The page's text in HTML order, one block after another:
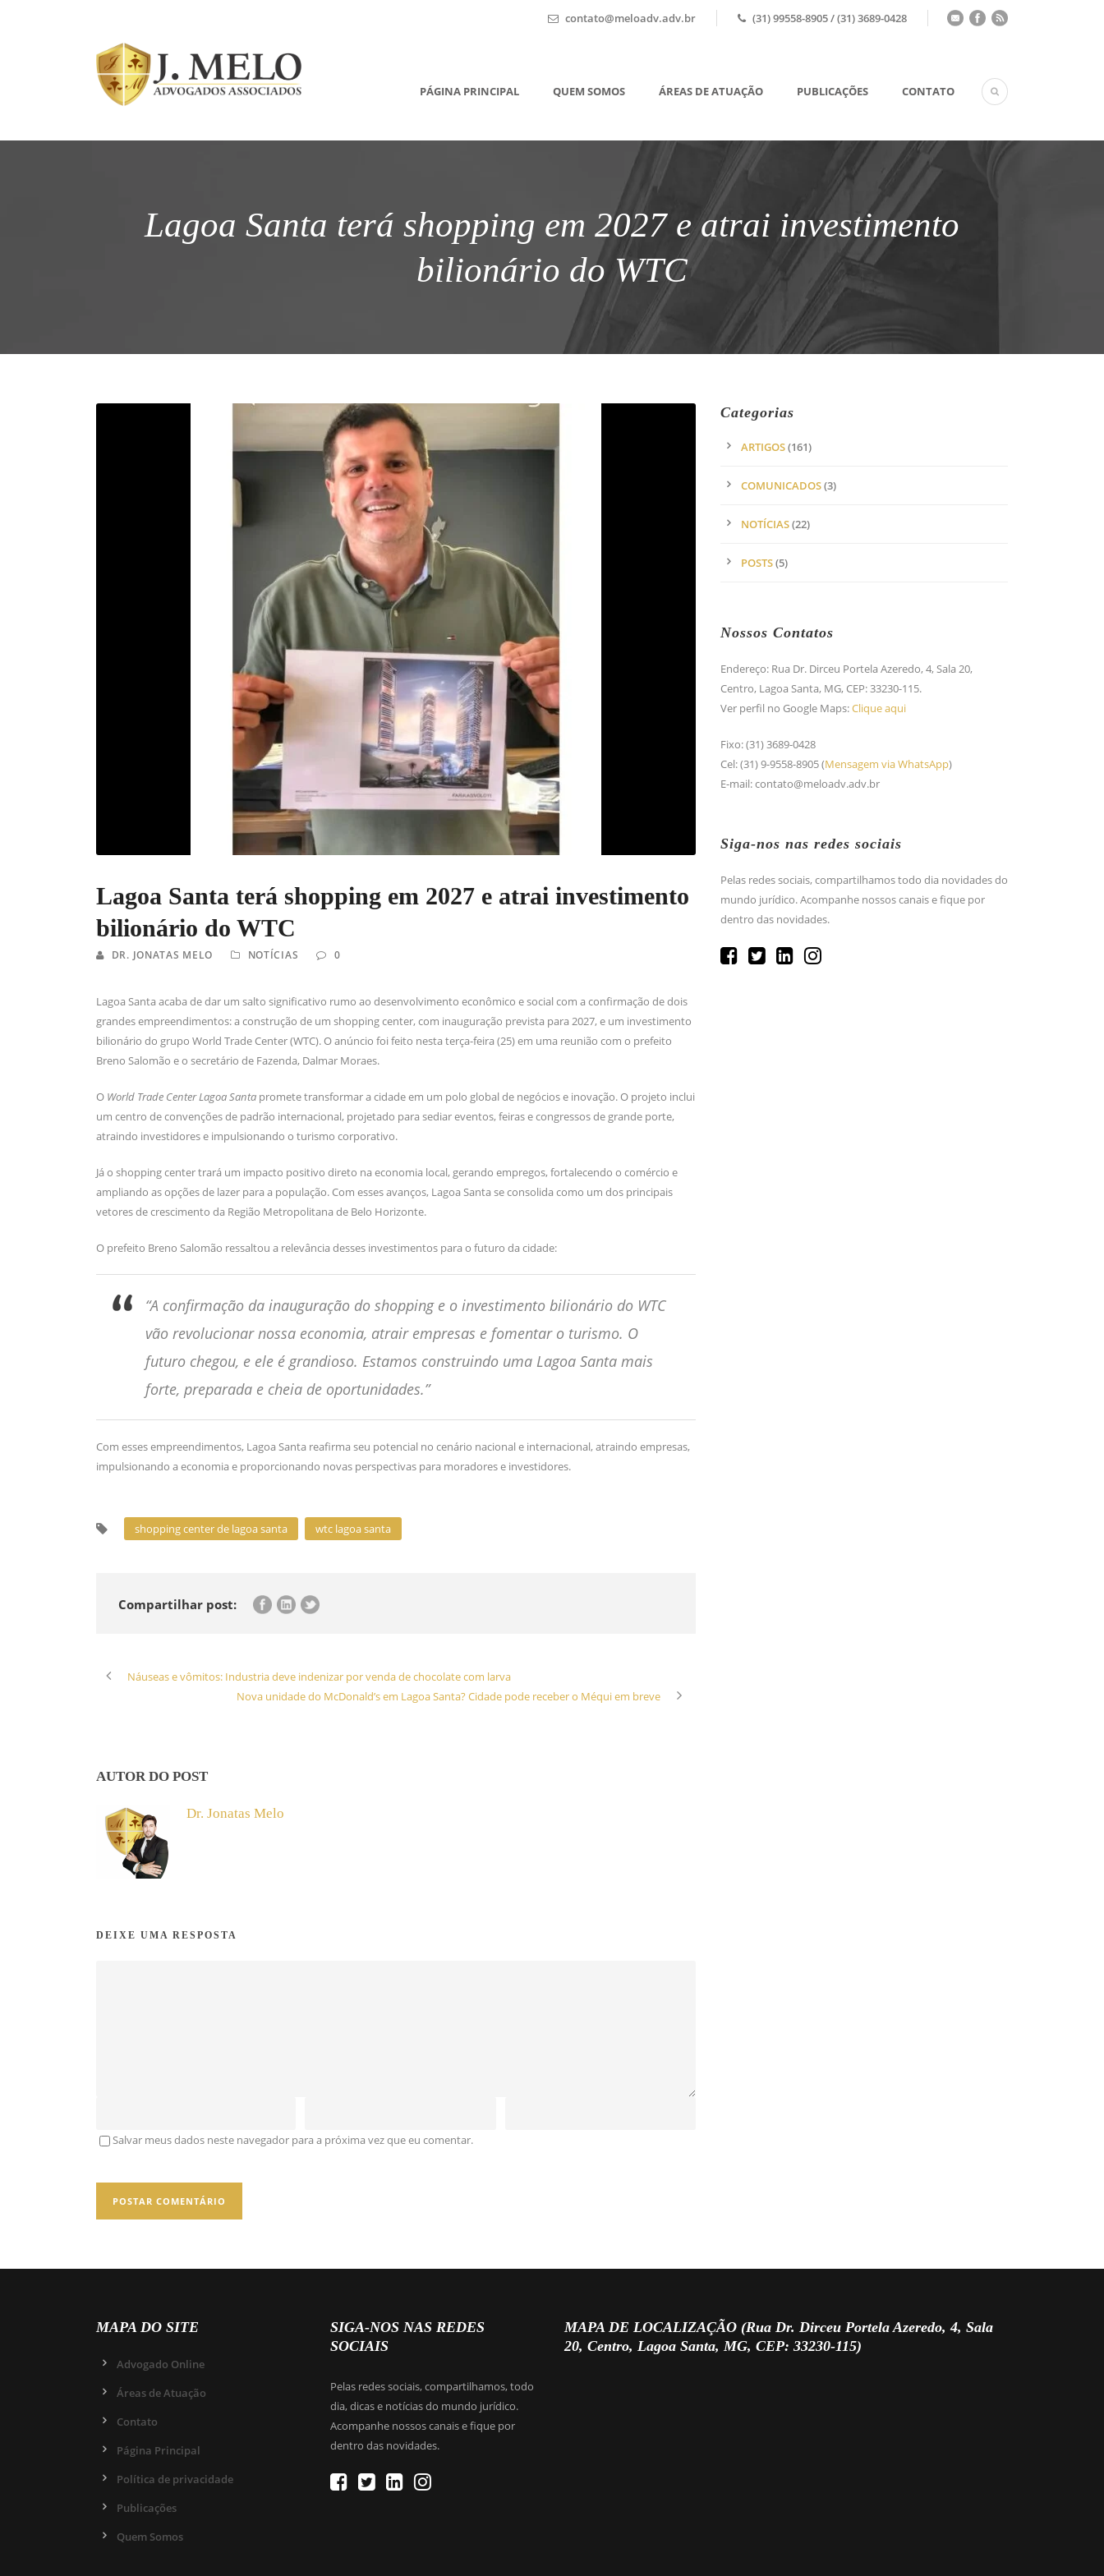
contato@meloadv.adv.br (31) 99558-8905 / (31) 3689-0428
PÁGINA PRINCIPAL QUEM SOMOS ÁREAS DE ATUAÇÃO PUBLICAÇÕES CONTATO
Lagoa Santa terá shopping em 2027 e atrai investimento
bilionário do WTC
Lagoa Santa terá shopping em 2027 e atrai investimento
bilionário do WTC
DR. JONATAS MELO NOTÍCIAS 0
Lagoa Santa acaba de dar um salto significativo rumo ao desenvolvimento econômico e social com a confirmação de dois
grandes empreendimentos: a construção de um shopping center, com inauguração prevista para 2027, e um investimento
bilionário do grupo World Trade Center (WTC). O anúncio foi feito nesta terça-feira (25) em uma reunião com o prefeito
Breno Salomão e o secretário de Fazenda, Dalmar Moraes.
O World Trade Center Lagoa Santa promete transformar a cidade em um polo global de negócios e inovação. O projeto inclui
um centro de convenções de padrão internacional, projetado para sediar eventos, feiras e congressos de grande porte,
atraindo investidores e impulsionando o turismo corporativo.
Já o shopping center trará um impacto positivo direto na economia local, gerando empregos, fortalecendo o comércio e
ampliando as opções de lazer para a população. Com esses avanços, Lagoa Santa se consolida como um dos principais
vetores de crescimento da Região Metropolitana de Belo Horizonte.
O prefeito Breno Salomão ressaltou a relevância desses investimentos para o futuro da cidade:
“A confirmação da inauguração do shopping e o investimento bilionário do WTC
vão revolucionar nossa economia, atrair empresas e fomentar o turismo. O
futuro chegou, e ele é grandioso. Estamos construindo uma Lagoa Santa mais
forte, preparada e cheia de oportunidades.”
Com esses empreendimentos, Lagoa Santa reafirma seu potencial no cenário nacional e internacional, atraindo empresas,
impulsionando a economia e proporcionando novas perspectivas para moradores e investidores.
shopping center de lagoa santa wtc lagoa santa
Compartilhar post:
Náuseas e vômitos: Industria deve indenizar por venda de chocolate com larva
Nova unidade do McDonald’s em Lagoa Santa? Cidade pode receber o Méqui em breve
AUTOR DO POST
Dr. Jonatas Melo
DEIXE UMA RESPOSTA
Salvar meus dados neste navegador para a próxima vez que eu comentar.
Categorias
ARTIGOS(161)
COMUNICADOS(3)
NOTÍCIAS(22)
POSTS(5)
Nossos Contatos
Endereço: Rua Dr. Dirceu Portela Azeredo, 4, Sala 20,
Centro, Lagoa Santa, MG, CEP: 33230-115.
Ver perfil no Google Maps:Clique aqui
Fixo: (31) 3689-0428
Cel: (31) 9-9558-8905 (Mensagem via WhatsApp)
E-mail: contato@meloadv.adv.br
Siga-nos nas redes sociais
Pelas redes sociais, compartilhamos todo dia novidades do
mundo jurídico. Acompanhe nossos canais e fique por
dentro das novidades.
MAPA DO SITE
Advogado Online
Áreas de Atuação
Contato
Página Principal
Política de privacidade
Publicações
Quem Somos
SIGA-NOS NAS REDES
SOCIAIS
Pelas redes sociais, compartilhamos, todo
dia, dicas e notícias do mundo jurídico.
Acompanhe nossos canais e fique por
dentro das novidades.
MAPA DE LOCALIZAÇÃO (Rua Dr. Dirceu Portela Azeredo, 4, Sala
20, Centro, Lagoa Santa, MG, CEP: 33230-115)